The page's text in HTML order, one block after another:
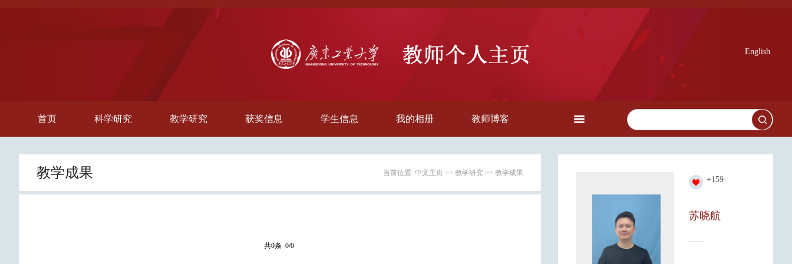
English
首页 科学研究 教学研究 获奖信息 学生信息 我的相册 教师博客
教学成果 当前位置: 中文主页 >> 教学研究 >> 教学成果
共0条 0/0
+159
苏晓航